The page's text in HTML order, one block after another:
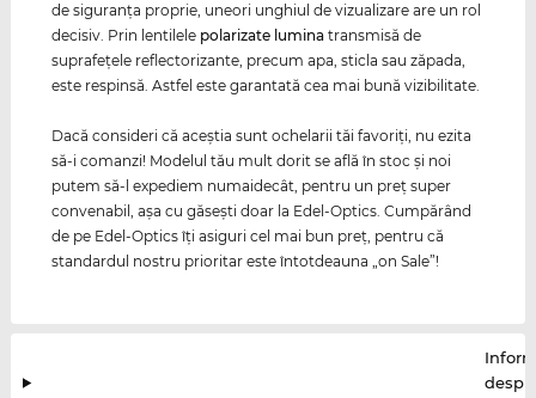
de siguranţa proprie, uneori unghiul de vizualizare are un rol
decisiv. Prin lentilele polarizate lumina transmisă de
suprafeţele reflectorizante, precum apa, sticla sau zăpada,
este respinsă. Astfel este garantată cea mai bună vizibilitate.
Dacă consideri că aceştia sunt ochelarii tăi favoriţi, nu ezita
să-i comanzi! Modelul tău mult dorit se află în stoc şi noi
putem să-l expediem numaidecât, pentru un preţ super
convenabil, aşa cu găseşti doar la Edel-Optics. Cumpărând
de pe Edel-Optics îţi asiguri cel mai bun preţ, pentru că
standardul nostru prioritar este întotdeauna „on Sale”!